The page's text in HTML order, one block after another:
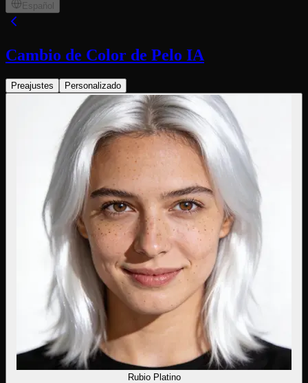
Español
Cambio de Color de Pelo IA
Preajustes Personalizado
Rubio Platino